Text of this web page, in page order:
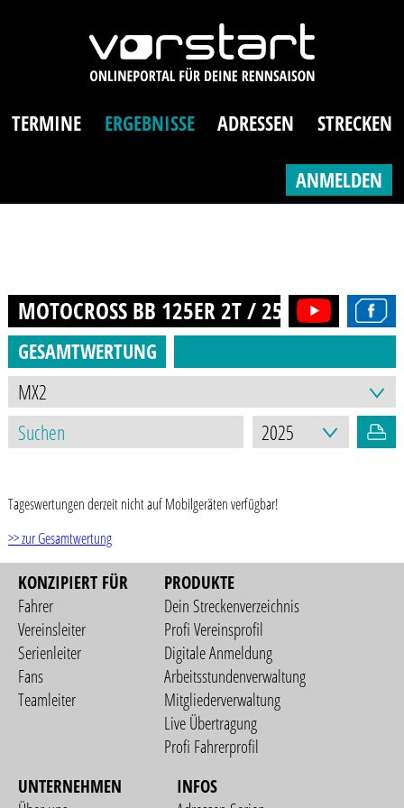
TERMINE ERGEBNISSE ADRESSEN STRECKEN
ANMELDEN
MOTOCROSS BB 125ER 2T / 250ER 4T (AB
GESAMTWERTUNG
Tageswertungen derzeit nicht auf Mobilgeräten verfügbar!
>> zur Gesamtwertung
KONZIPIERT FÜR
Fahrer
Vereinsleiter
Serienleiter
Fans
Teamleiter
PRODUKTE
Dein Streckenverzeichnis
Profi Vereinsprofil
Digitale Anmeldung
Arbeitsstundenverwaltung
Mitgliederverwaltung
Live Übertragung
Profi Fahrerprofil
UNTERNEHMEN
INFOS